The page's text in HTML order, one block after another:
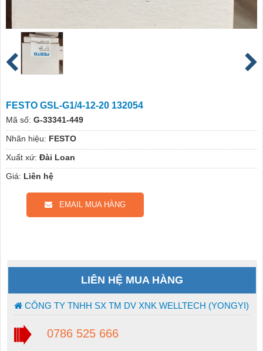
FESTO GSL-G1/4-12-20 132054
Mã số: G-33341-449
Nhãn hiệu: FESTO
Xuất xứ: Đài Loan
Giá: Liên hệ
EMAIL MUA HÀNG
LIÊN HỆ MUA HÀNG
CÔNG TY TNHH SX TM DV XNK WELLTECH (YONGYI)
0786 525 666